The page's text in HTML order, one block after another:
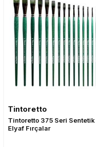
Tintoretto
Tintoretto 375 Seri Sentetik
Elyaf Fırçalar